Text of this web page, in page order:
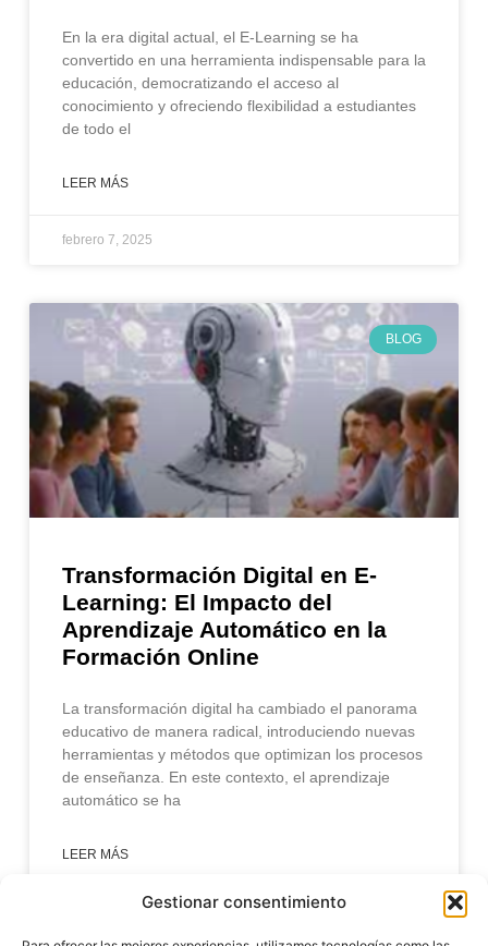
Gestionar consentimiento
En la era digital actual, el E-Learning se ha
convertido en una herramienta indispensable para la
educación, democratizando el acceso al
conocimiento y ofreciendo flexibilidad a estudiantes
de todo el
LEER MÁS
febrero 7, 2025
BLOG
Transformación Digital en E-
Learning: El Impacto del
Aprendizaje Automático en la
Formación Online
La transformación digital ha cambiado el panorama
educativo de manera radical, introduciendo nuevas
herramientas y métodos que optimizan los procesos
de enseñanza. En este contexto, el aprendizaje
automático se ha
LEER MÁS
enero 31, 2025